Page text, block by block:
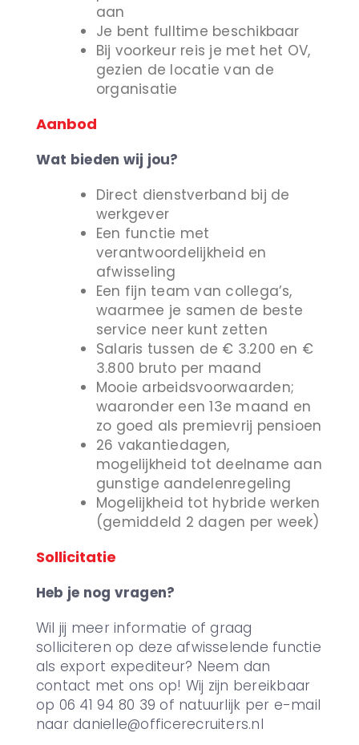
aan
Je bent fulltime beschikbaar
Bij voorkeur reis je met het OV,
gezien de locatie van de
organisatie
Aanbod
Wat bieden wij jou?
Direct dienstverband bij de
werkgever
Een functie met
verantwoordelijkheid en
afwisseling
Een fijn team van collega’s,
waarmee je samen de beste
service neer kunt zetten
Salaris tussen de € 3.200 en €
3.800 bruto per maand
Mooie arbeidsvoorwaarden;
waaronder een 13e maand en
zo goed als premievrij pensioen
26 vakantiedagen,
mogelijkheid tot deelname aan
gunstige aandelenregeling
Mogelijkheid tot hybride werken
(gemiddeld 2 dagen per week)
Sollicitatie
Heb je nog vragen?
Wil jij meer informatie of graag
solliciteren op deze afwisselende functie
als export expediteur? Neem dan
contact met ons op! Wij zijn bereikbaar
op 06 41 94 80 39 of natuurlijk per e-mail
naar danielle@officerecruiters.nl